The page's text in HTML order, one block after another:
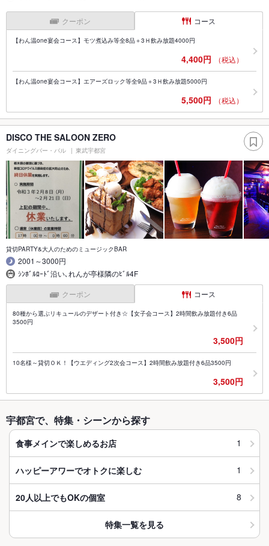
クーポン コース
【わん温one宴会コース】モツ煮込み等全8品＋3Ｈ飲み放題4000円
4,400円 （税込）
【わん温one宴会コース】エアーズロック等全9品＋3Ｈ飲み放題5000円
5,500円 （税込）
DISCO THE SALOON ZERO
ダイニングバー・バル 東武宇都宮
貸切PARTY&大人のためのミュージックBAR
2001～3000円
ｼﾝﾎﾞﾙﾛｰﾄﾞ沿い､れんが亭様隣のﾋﾞﾙ4F
クーポン コース
80種から選ぶリキュールのデザート付き☆【女子会コース】2時間飲み放題付き6品
3500円
3,500円
10名様～貸切ＯＫ！【ウエディング2次会コース】2時間飲み放題付き6品3500円
3,500円
宇都宮で、特集・シーンから探す
食事メインで楽しめるお店 1
ハッピーアワーでオトクに楽しむ 1
20人以上でもOKの個室 8
特集一覧を見る